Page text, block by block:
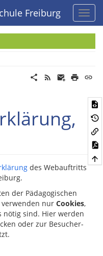
Freiburg
des Webauftritts
der Pädagogischen
verwenden nur Cookies,
nötig sind. Hier werden
oder zur Besucher-